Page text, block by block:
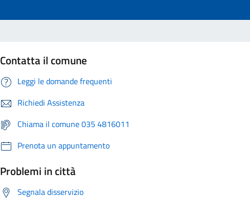
Contatta il comune
Leggi le domande frequenti
Richiedi Assistenza
Chiama il comune 035 4816011
Prenota un appuntamento
Problemi in città
Segnala disservizio